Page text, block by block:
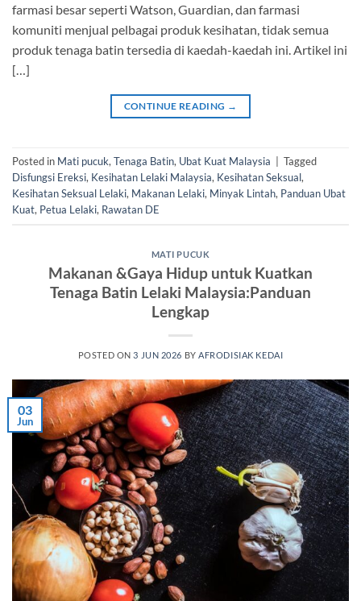
farmasi besar seperti Watson, Guardian, dan farmasi
komuniti menjual pelbagai produk kesihatan, tidak semua
produk tenaga batin tersedia di kaedah-kaedah ini. Artikel ini
[…]
CONTINUE READING →
Posted in Mati pucuk,Tenaga Batin, Ubat Kuat Malaysia
Tagged
Disfungsi Ereksi, Kesihatan Lelaki Malaysia, Kesihatan Seksual,
Kesihatan Seksual Lelaki, Makanan Lelaki, Minyak Lintah, Panduan Ubat
Kuat, Petua Lelaki, Rawatan DE
MATI PUCUK
Makanan &Gaya Hidup untuk Kuatkan
Tenaga Batin Lelaki Malaysia:Panduan
Lengkap
POSTED ON 3 JUN 2026 BY AFRODISIAK KEDAI
03
Jun